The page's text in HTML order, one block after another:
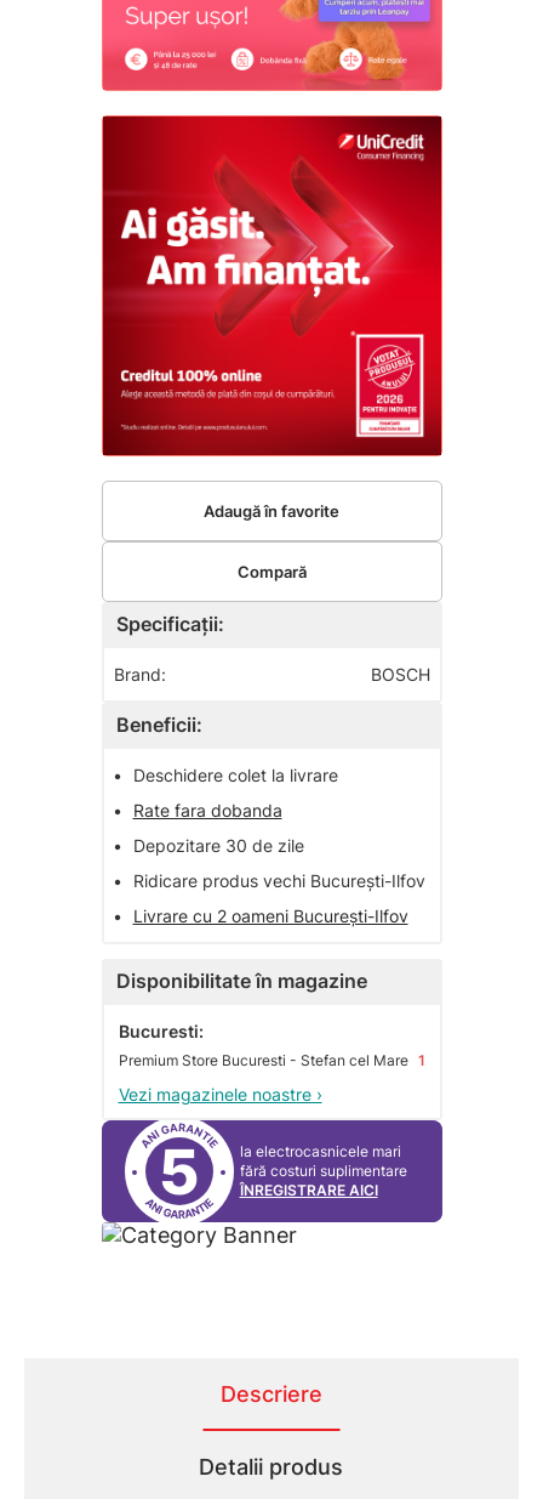
Specificații:
Brand: BOSCH
Beneficii:
•
Deschidere colet la livrare
•
Rate fara dobanda
•
Depozitare 30 de zile
•
Ridicare produs vechi București-Ilfov
•
Livrare cu 2 oameni București-Ilfov
Disponibilitate în magazine
Bucuresti:
Premium Store Bucuresti - Stefan cel Mare 1
Vezi magazinele noastre ›
5
la electrocasnicele mari
fără costuri suplimentare
ÎNREGISTRARE AICI
Adaugă în favorite
Compară
Descriere
Detalii produs